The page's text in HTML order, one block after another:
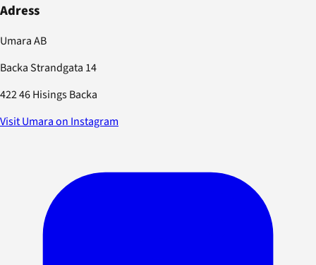
Adress
Umara AB
Backa Strandgata 14
422 46 Hisings Backa
Visit Umara on Instagram